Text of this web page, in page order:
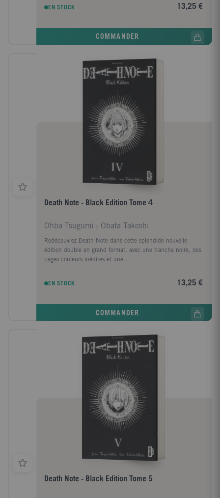
EN STOCK 13,25 €
COMMANDER
Death Note - Black Edition Tome 4
Ohba Tsugumi ; Obata Takeshi
Redécouvrez Death Note dans cette splendide nouvelle
édition double en grand format, avec une tranche noire, des
pages couleurs inédites et une...
EN STOCK 13,25 €
COMMANDER
Death Note - Black Edition Tome 5